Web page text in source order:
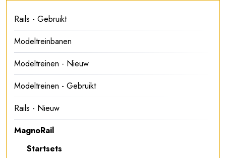
Rails - Gebruikt
Modeltreinbanen
Modeltreinen - Nieuw
Modeltreinen - Gebruikt
Rails - Nieuw
MagnoRail
Startsets